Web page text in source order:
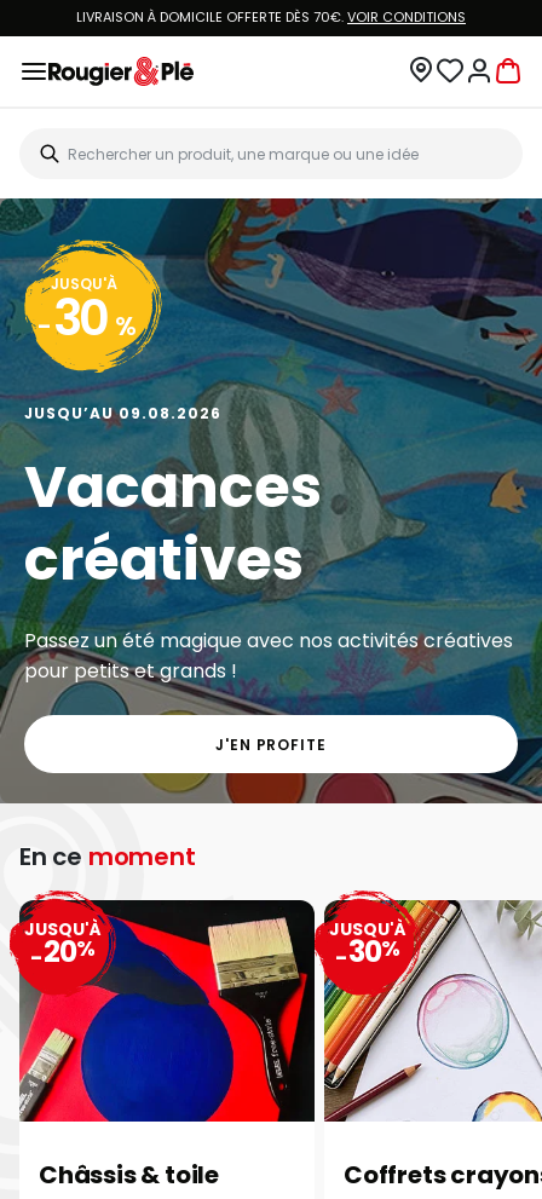
LIVRAISON À DOMICILE OFFERTE DÈS 70€.VOIR CONDITIONS
JUSQU'À
- 30 %
JUSQU’AU 09.08.2026
Vacances
créatives
Passez un été magique avec nos activités créatives
pour petits et grands !
J'EN PROFITE
En ce moment
Châssis & toile
JUSQU'À
-20%
Coffrets
JUSQU'À
-30%